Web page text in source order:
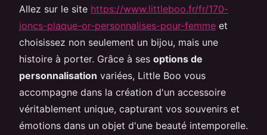
Allez sur le site https://www.littleboo.fr/fr/170-
joncs-plaque-or-personnalises-pour-femme et
choisissez non seulement un bijou, mais une
histoire à porter. Grâce à ses options de
personnalisation variées, Little Boo vous
accompagne dans la création d'un accessoire
véritablement unique, capturant vos souvenirs et
émotions dans un objet d'une beauté intemporelle.